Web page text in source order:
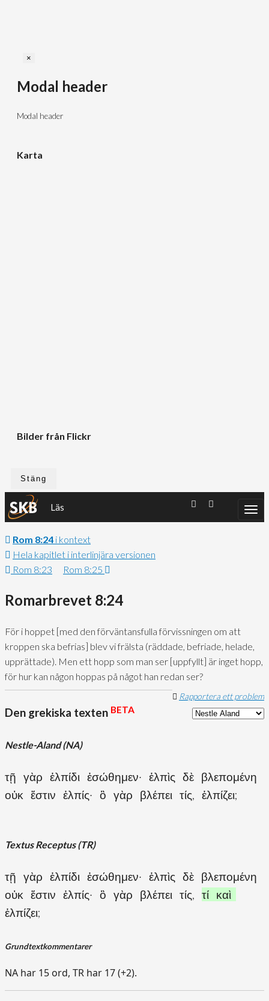
×
Modal header
Modal header
Karta
Bilder från Flickr
Stäng
Läs
Rom 8:24 i kontext
Hela kapitlet i interlinjära versionen
Rom 8:23
Rom 8:25
Romarbrevet 8:24
För i hoppet [med den förväntansfulla förvissningen om att
kroppen ska befrias] blev vi frälsta (räddade, befriade, helade,
upprättade) . Men ett hopp som man ser [uppfyllt] är inget hopp,
för hur kan någon hoppas på något han redan ser?
Rapportera ett problem
Den grekiska texten BETA
Nestle-Aland (NA)
τῇ γὰρ ἐλπίδι ἐσώθημεν· ἐλπὶς δὲ βλεπομένη
οὐκ ἔστιν ἐλπίς· ὃ γὰρ βλέπει τίς, ἐλπίζει;
Textus Receptus (TR)
τῇ γὰρ ἐλπίδι ἐσώθημεν· ἐλπὶς δὲ βλεπομένη
οὐκ ἔστιν ἐλπίς· ὃ γὰρ βλέπει τίς, τί καὶ
ἐλπίζει;
Grundtextkommentarer
NA har 15 ord, TR har 17 (+2).